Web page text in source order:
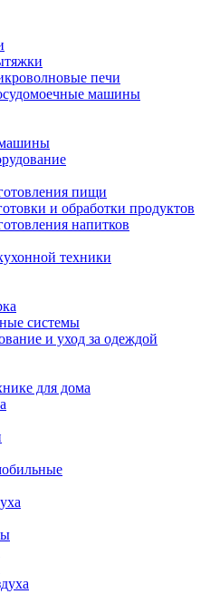
печи
машины
пищи
и обработки продуктов
напитков
техники
системы
и уход за одеждой
для дома